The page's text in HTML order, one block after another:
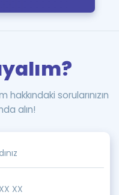
sorularınızın
alın!